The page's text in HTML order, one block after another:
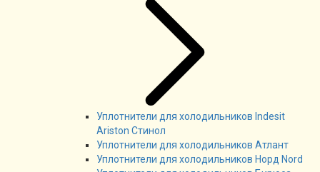
Уплотнители для холодильников Indesit
Ariston Стинол
Уплотнители для холодильников Атлант
Уплотнители для холодильников Норд Nord